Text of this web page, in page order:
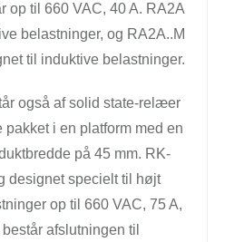
op til 660 VAC, 40 A. RA2A
belastninger, og RA2A..M
til induktive belastninger.
også af solid state-relæer
pakket i en platform med en
på 45 mm. RK-
designet specielt til højt
op til 660 VAC, 75 A,
afslutningen til